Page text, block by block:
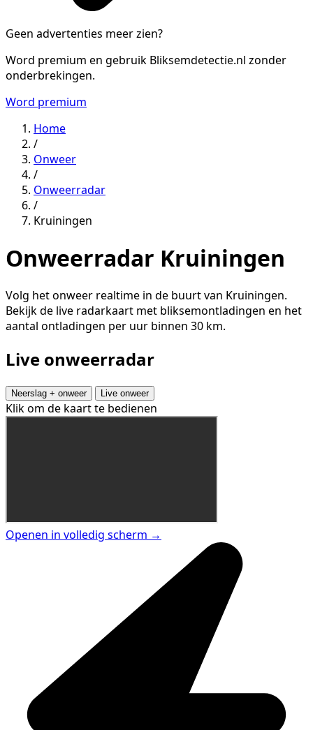
Geen advertenties meer zien?
Word premium en gebruik Bliksemdetectie.nl zonder
onderbrekingen.
Word premium
Home
/
Onweer
/
Onweerradar
/
Kruiningen
Onweerradar Kruiningen
Volg het onweer realtime in de buurt van Kruiningen.
Bekijk de live radarkaart met bliksemontladingen en het
aantal ontladingen per uur binnen 30 km.
Live onweerradar
Neerslag + onweer Live onweer
Klik om de kaart te bedienen
Openen in volledig scherm →